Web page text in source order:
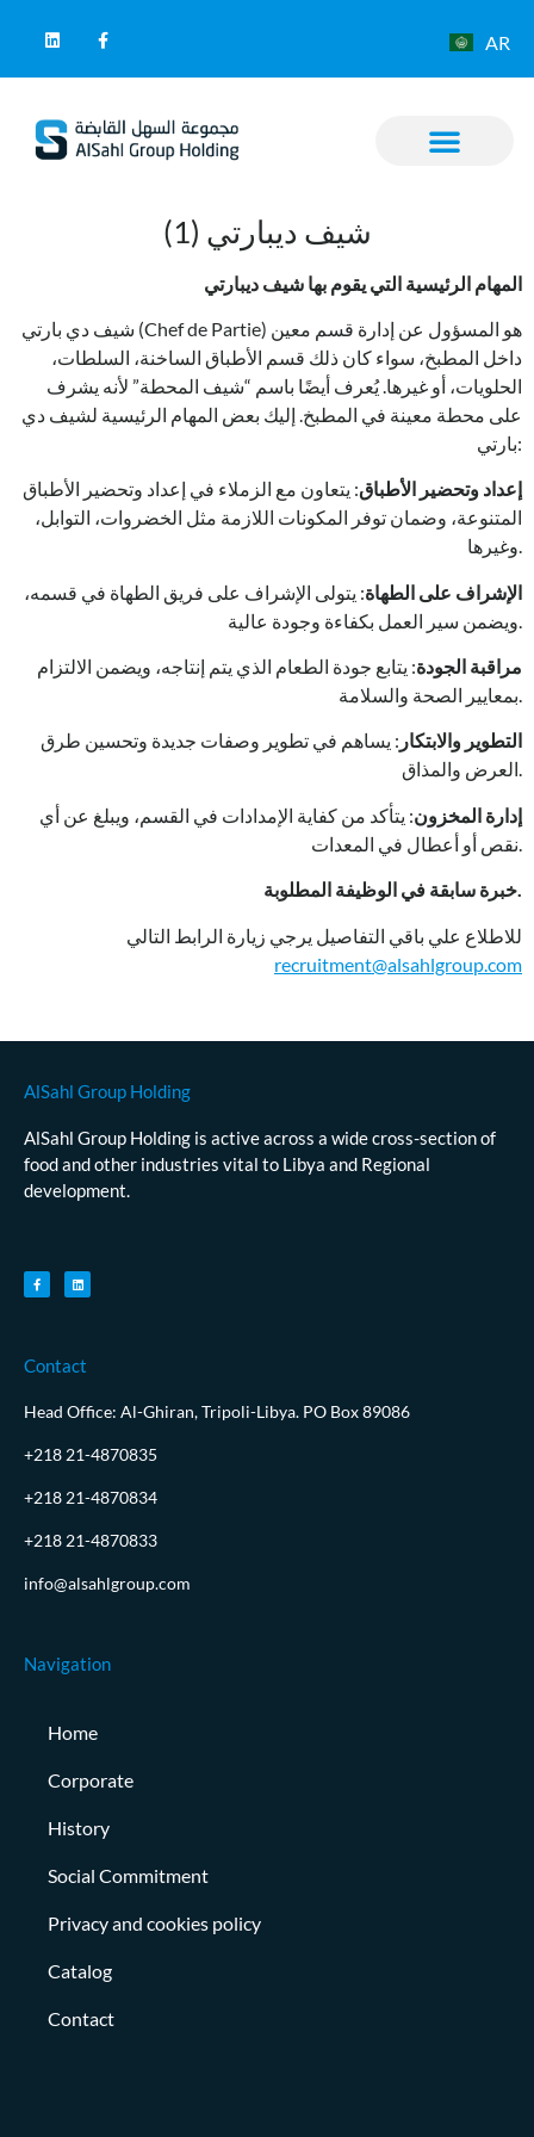
AR
شيف ديبارتي (1)
المهام الرئيسية التي يقوم بها شيف ديبارتي
شيف دي بارتي (Chef de Partie) هو المسؤول عن إدارة قسم معين
داخل المطبخ، سواء كان ذلك قسم الأطباق الساخنة، السلطات،
الحلويات، أو غيرها. يُعرف أيضًا باسم “شيف المحطة” لأنه يشرف
على محطة معينة في المطبخ. إليك بعض المهام الرئيسية لشيف دي
بارتي:
إعداد وتحضير الأطباق: يتعاون مع الزملاء في إعداد وتحضير الأطباق
المتنوعة، وضمان توفر المكونات اللازمة مثل الخضروات، التوابل،
وغيرها.
الإشراف على الطهاة: يتولى الإشراف على فريق الطهاة في قسمه،
مراقبة الجودة: يتابع جودة الطعام الذي يتم إنتاجه، ويضمن الالتزام
بمعايير الصحة والسلامة.
التطوير والابتكار : يساهم في تطوير وصفات جديدة وتحسين طرق
العرض والمذاق.
إدارة المخزون: يتأكد من كفاية الإمدادات في القسم، ويبلغ عن أي
نقص أو أعطال في المعدات.
خبرة سابقة في الوظيفة المطلوبة.
للاطلاع علي باقي التفاصيل يرجي زيارة الرابط التالي
recruitment@alsahlgroup.com
AlSahl Group Holding
AlSahl Group Holding is active across a wide cross-section of
food and other industries vital to Libya and Regional
development.
Contact
Head Office: Al-Ghiran, Tripoli-Libya. PO Box 89086
+218 21-4870835
+218 21-4870834
+218 21-4870833
info@alsahlgroup.com
Navigation
Home
Corporate
History
Social Commitment
Privacy and cookies policy
Catalog
Contact